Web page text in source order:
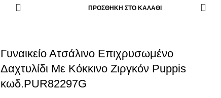
ΠΡΟΣΘΉΚΗ ΣΤΟ ΚΑΛΆΘΙ
Γυναικείο Ατσάλινο Επιχρυσωμένο
Δαχτυλίδι Με Κόκκινο Ζιργκόν Puppis
κωδ.PUR82297G